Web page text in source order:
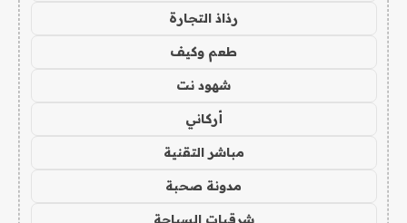
رذاذ التجارة
طعم وكيف
شهود نت
أركاني
مباشر التقنية
مدونة صحبة
شرقيات السياحة